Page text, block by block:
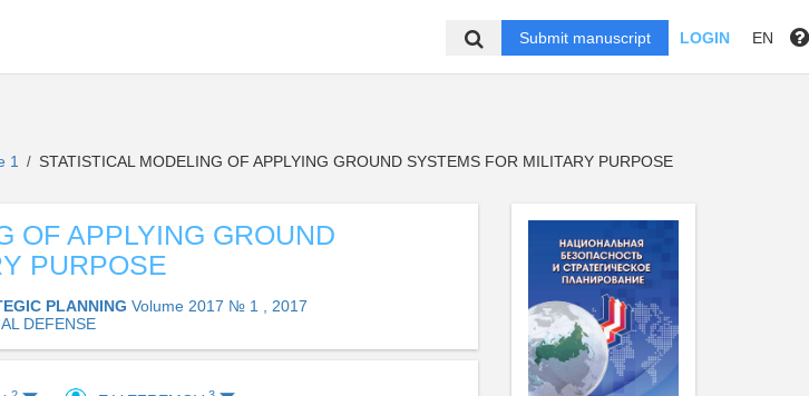
Submit manuscript LOGIN EN
1 / STATISTICAL MODELING OF APPLYING GROUND SYSTEMS FOR MILITARY PURPOSE
OF APPLYING GROUND
PURPOSE
PLANNING Volume 2017 № 1 , 2017
DEFENSE